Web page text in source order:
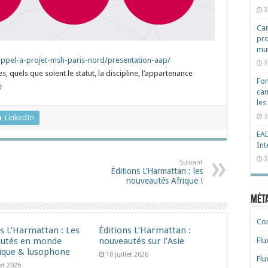
a-projet-msh-paris-nord/presentation-aap/
quels que soient le statut, la discipline, l’appartenance
LinkedIn
Suivant
Éditions L’Harmattan : les
nouveautés Afrique !​
L’Harmattan : Les
en monde
& lusophone
2026
Éditions L’Harmattan :
nouveautés sur l’Asie
10 juillet 2026